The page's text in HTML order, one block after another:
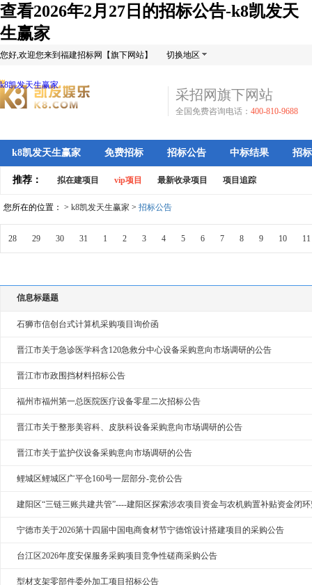
查看2026年2月27日的招标公告-k8凯发天
生赢家
您好,欢迎您来到福建招标网【旗下网站】 切换地区
k8凯发天生赢家
采招网旗下网站
全国免费咨询电话： 400-810-9688
k8凯发天生赢家 免费招标 招标公告 中标结果 招
推荐： 拟在建项目 vip项目 最新收录项目 项目追踪
您所在的位置： > k8凯发天生赢家 > 招标公告
28 29 30 31 1 2 3 4 5 6 7 8 9 10 11
信息标题题
石狮市信创台式计算机采购项目询价函
晋江市关于急诊医学科含120急救分中心设备采购意向市场调研的公告
晋江市市政围挡材料招标公告
福州市福州第一总医院医疗设备零星二次招标公告
晋江市关于整形美容科、皮肤科设备采购意向市场调研的公告
晋江市关于监护仪设备采购意向市场调研的公告
鲤城区鲤城区广平仓160号一层部分-竞价公告
建阳区“三链三账共建共管”----建阳区探索涉农项目资金与农机购置补贴资金闭
宁德市关于2026第十四届中国电商食材节宁德馆设计搭建项目的采购公告
台江区2026年度安保服务采购项目竞争性磋商采购公告
型材支架零部件委外加工项目招标公告